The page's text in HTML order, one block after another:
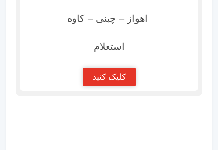
اهواز – چینی – کاوه
استعلام
کلیک کنید